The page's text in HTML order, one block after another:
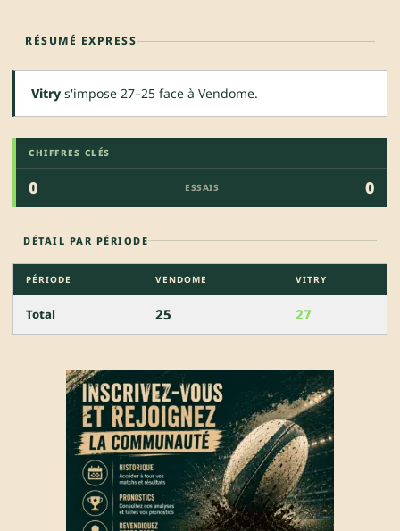
RÉSUMÉ EXPRESS
Vitry s'impose 27–25 face à Vendome.
CHIFFRES CLÉS
0 ESSAIS 0
DÉTAIL PAR PÉRIODE
PÉRIODE VENDOME VITRY
Total 25 27